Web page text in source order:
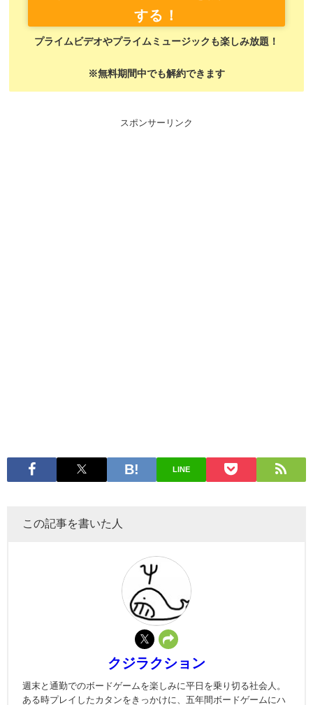
する！
プライムビデオやプライムミュージックも楽しみ放題！
※無料期間中でも解約できます
スポンサーリンク
LINE
この記事を書いた人
クジラクション
週末と通勤でのボードゲームを楽しみに平日を乗り切る社会人。
ある時プレイしたカタンをきっかけに、五年間ボードゲームにハ